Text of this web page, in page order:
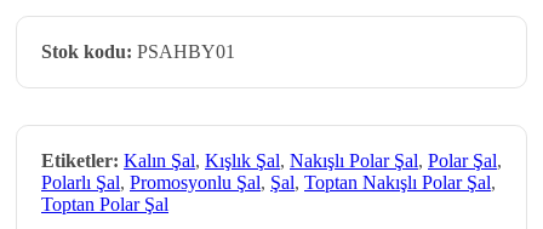
Stok kodu: PSAHBY01
Etiketler: Kalın Şal, Kışlık Şal, Nakışlı Polar Şal, Polar Şal,
Polarlı Şal, Promosyonlu Şal, Şal, Toptan Nakışlı Polar Şal,
Toptan Polar Şal